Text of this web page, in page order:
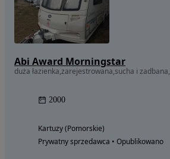
Abi Award Morningstar
duża łazienka,zarejestrowana,sucha i zadbana,
2000
Kartuzy (Pomorskie)
Prywatny sprzedawca • Opublikowano